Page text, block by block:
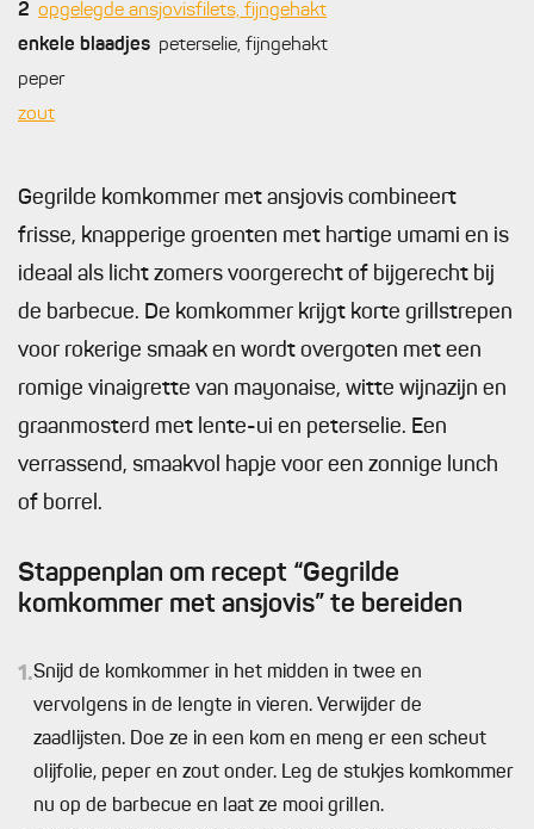
2 opgelegde ansjovisfilets, fijngehakt
enkele blaadjes peterselie, fijngehakt
peper
zout
Gegrilde komkommer met ansjovis combineert
frisse, knapperige groenten met hartige umami en is
ideaal als licht zomers voorgerecht of bijgerecht bij
de barbecue. De komkommer krijgt korte grillstrepen
voor rokerige smaak en wordt overgoten met een
romige vinaigrette van mayonaise, witte wijnazijn en
graanmosterd met lente-ui en peterselie. Een
verrassend, smaakvol hapje voor een zonnige lunch
of borrel.
Stappenplan om recept “Gegrilde
komkommer met ansjovis” te bereiden
1.Snijd de komkommer in het midden in twee en
vervolgens in de lengte in vieren. Verwijder de
zaadlijsten. Doe ze in een kom en meng er een scheut
olijfolie, peper en zout onder. Leg de stukjes komkommer
nu op de barbecue en laat ze mooi grillen.